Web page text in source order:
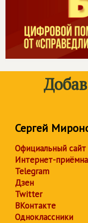
Сергей
Официальный сайт
Интернет-
Telegram
Дзен
Twitter
ВКонтакте
Одноклассники